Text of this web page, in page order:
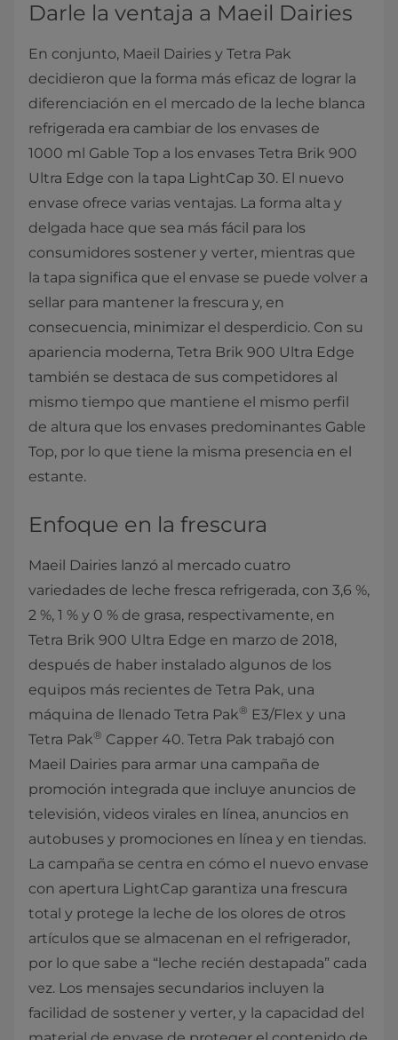
Darle la ventaja a Maeil Dairies
En conjunto, Maeil Dairies y Tetra Pak
decidieron que la forma más eficaz de lograr la
diferenciación en el mercado de la leche blanca
refrigerada era cambiar de los envases de
1000 ml Gable Top a los envases Tetra Brik 900
Ultra Edge con la tapa LightCap 30. El nuevo
envase ofrece varias ventajas. La forma alta y
delgada hace que sea más fácil para los
consumidores sostener y verter, mientras que
la tapa significa que el envase se puede volver a
sellar para mantener la frescura y, en
consecuencia, minimizar el desperdicio. Con su
apariencia moderna, Tetra Brik 900 Ultra Edge
también se destaca de sus competidores al
mismo tiempo que mantiene el mismo perfil
de altura que los envases predominantes Gable
Top, por lo que tiene la misma presencia en el
estante.
Enfoque en la frescura
Maeil Dairies lanzó al mercado cuatro
variedades de leche fresca refrigerada, con 3,6 %,
2 %, 1 % y 0 % de grasa, respectivamente, en
Tetra Brik 900 Ultra Edge en marzo de 2018,
después de haber instalado algunos de los
equipos más recientes de Tetra Pak, una
máquina de llenado Tetra Pak® E3/Flex y una
Tetra Pak® Capper 40. Tetra Pak trabajó con
Maeil Dairies para armar una campaña de
promoción integrada que incluye anuncios de
televisión, videos virales en línea, anuncios en
autobuses y promociones en línea y en tiendas.
La campaña se centra en cómo el nuevo envase
con apertura LightCap garantiza una frescura
total y protege la leche de los olores de otros
artículos que se almacenan en el refrigerador,
por lo que sabe a “leche recién destapada” cada
vez. Los mensajes secundarios incluyen la
facilidad de sostener y verter, y la capacidad del